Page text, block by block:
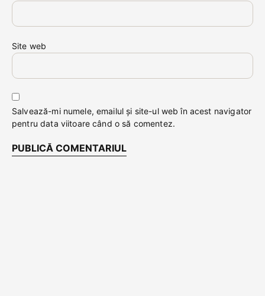
Site web
Salvează-mi numele, emailul și site-ul web în acest navigator
pentru data viitoare când o să comentez.